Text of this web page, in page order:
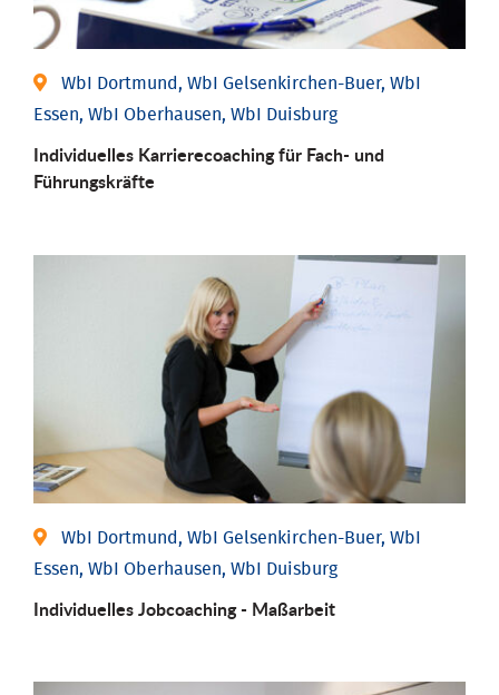
WbI Dortmund, WbI Gelsenkirchen-Buer, WbI
Essen, WbI Oberhausen, WbI Duisburg
Individu­elles Karrierecoaching für Fach-­ und
Führungs­kräfte
WbI Dortmund, WbI Gelsenkirchen-Buer, WbI
Essen, WbI Oberhausen, WbI Duisburg
Individu­elles Job­coaching - Maßarbeit